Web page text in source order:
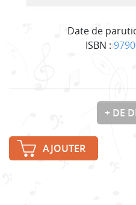
Date de
ISBN :
+ DE
AJOUTER